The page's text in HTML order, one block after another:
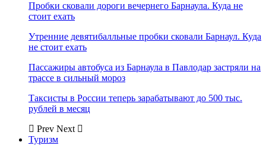
Пробки сковали дороги вечернего Барнаула. Куда не
стоит ехать
Утренние девятибалльные пробки сковали Барнаул. Куда
не стоит ехать
Пассажиры автобуса из Барнаула в Павлодар застряли на
трассе в сильный мороз
Таксисты в России теперь зарабатывают до 500 тыс.
рублей в месяц
Prev Next
Туризм